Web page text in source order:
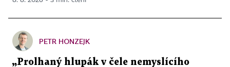
PETR HONZEJK
„Prolhaný hlupák v čele nemyslícího